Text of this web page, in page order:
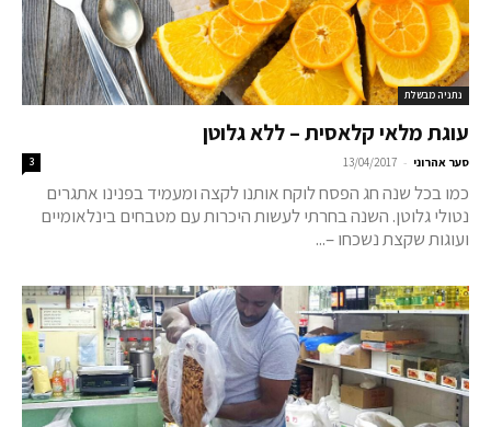
נתניה מבשלת
עוגת מלאי קלאסית – ללא גלוטן
סער אהרוני -
13/04/2017
3
כמו בכל שנה חג הפסח לוקח אותנו לקצה ומעמיד בפנינו אתגרים
נטולי גלוטן. השנה בחרתי לעשות היכרות עם מטבחים בינלאומיים
ועוגות שקצת נשכחו –...